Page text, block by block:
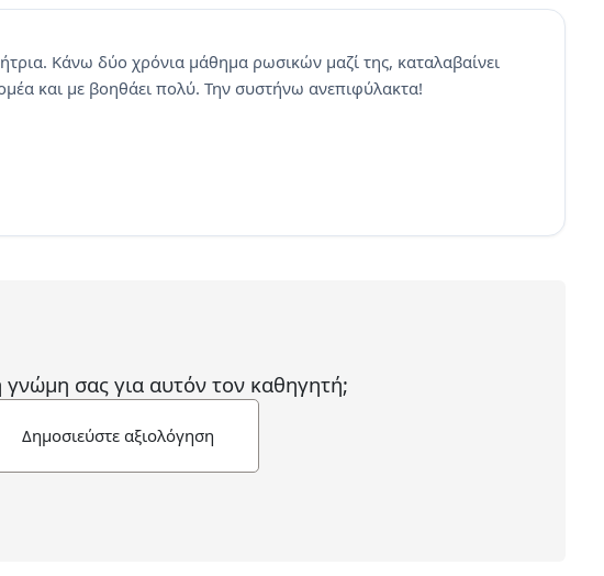
Κάνω δύο χρόνια μάθημα ρωσικών μαζί της, καταλαβαίνει
και με βοηθάει πολύ. Την συστήνω ανεπιφύλακτα!
γνώμη σας για αυτόν τον καθηγητή;
Δημοσιεύστε αξιολόγηση